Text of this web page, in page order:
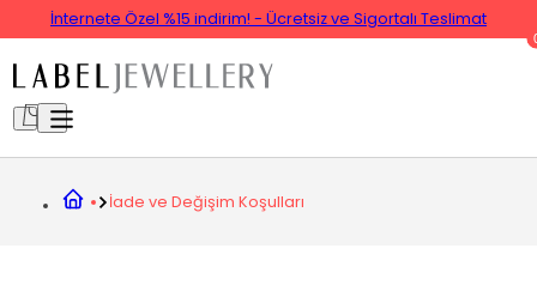
İnternete Özel %15 indirim! - Ücretsiz ve Sigortalı Teslimat
İade ve Değişim Koşulları